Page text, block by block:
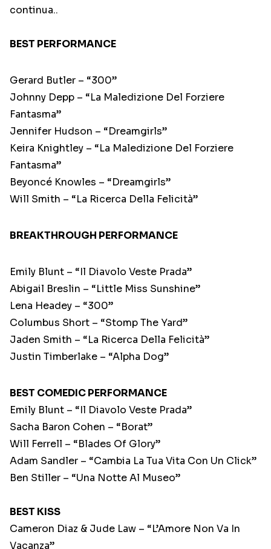
continua..
BEST PERFORMANCE
Gerard Butler – “300”
Johnny Depp – “La Maledizione Del Forziere
Fantasma”
Jennifer Hudson – “Dreamgirls”
Keira Knightley – “La Maledizione Del Forziere
Fantasma”
Beyoncé Knowles – “Dreamgirls”
Will Smith – “La Ricerca Della Felicità”
BREAKTHROUGH PERFORMANCE
Emily Blunt – “Il Diavolo Veste Prada”
Abigail Breslin – “Little Miss Sunshine”
Lena Headey – “300”
Columbus Short – “Stomp The Yard”
Jaden Smith – “La Ricerca Della Felicità”
Justin Timberlake – “Alpha Dog”
BEST COMEDIC PERFORMANCE
Emily Blunt – “Il Diavolo Veste Prada”
Sacha Baron Cohen – “Borat”
Will Ferrell – “Blades Of Glory”
Adam Sandler – “Cambia La Tua Vita Con Un Click”
Ben Stiller – “Una Notte Al Museo”
BEST KISS
Cameron Diaz & Jude Law – “L’Amore Non Va In
Vacanza”